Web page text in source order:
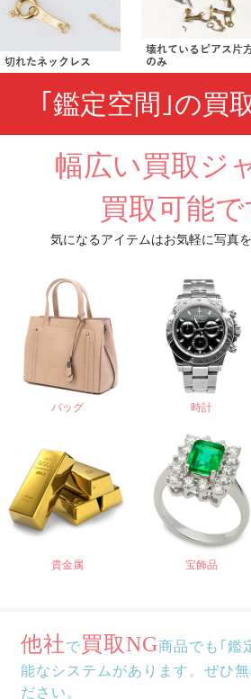
切れたネックレス
壊れているピアス片
のみ
｢鑑定空間｣の買
幅広い買取ジ
買取可能で
気になるアイテムはお気軽に写真
バッグ 時計
貴金属 宝飾品
他社で買取NG商品でも｢鑑
能なシステムがあります。ぜひ
ださい。